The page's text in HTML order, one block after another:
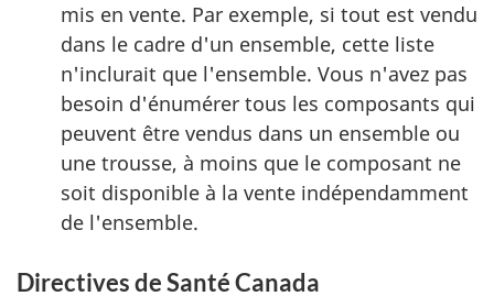
mis en vente. Par exemple, si tout est vendu
dans le cadre d'un ensemble, cette liste
n'inclurait que l'ensemble. Vous n'avez pas
besoin d'énumérer tous les composants qui
peuvent être vendus dans un ensemble ou
une trousse, à moins que le composant ne
soit disponible à la vente indépendamment
de l'ensemble.
Directives de Santé Canada